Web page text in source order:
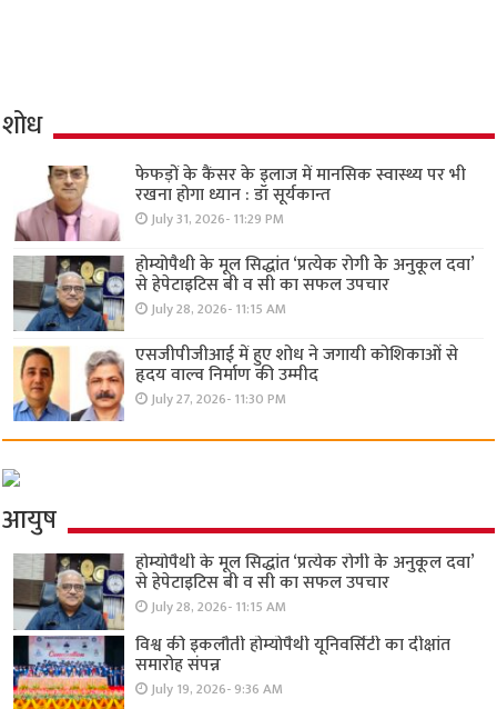
शोध
फेफड़ों के कैंसर के इलाज में मानसिक स्वास्थ्य पर भी
रखना होगा ध्यान : डॉ सूर्यकान्त
July 31, 2026- 11:29 PM
होम्योपैथी के मूल सिद्धांत ‘प्रत्येक रोगी केे अनुकूल दवा’
से हेपेटाइटिस बी व सी का सफल उपचार
July 28, 2026- 11:15 AM
एसजीपीजीआई में हुए शोध ने जगायी कोशिकाओं से
हृदय वाल्व निर्माण की उम्मीद
July 27, 2026- 11:30 PM
आयुष
होम्योपैथी के मूल सिद्धांत ‘प्रत्येक रोगी केे अनुकूल दवा’
से हेपेटाइटिस बी व सी का सफल उपचार
July 28, 2026- 11:15 AM
विश्व की इकलौती होम्योपैथी यूनिवर्सिटी का दीक्षांत
समारोह संपन्न
July 19, 2026- 9:36 AM